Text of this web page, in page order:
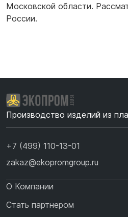
Московской области.
России.
Производство изделий из
+7 (499) 110-13-01
zakaz@ekopromgroup.ru
О Компании
Стать партнером